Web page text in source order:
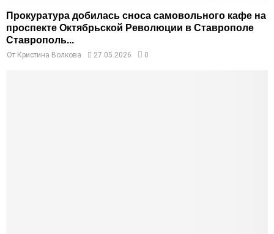
Прокуратура добилась сноса самовольного кафе на
проспекте Октябрьской Революции в Ставрополе
Ставрополь...
От Кристина Волкова 27.05.2026 0